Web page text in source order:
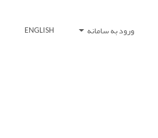
ورود به سامانه ENGLISH